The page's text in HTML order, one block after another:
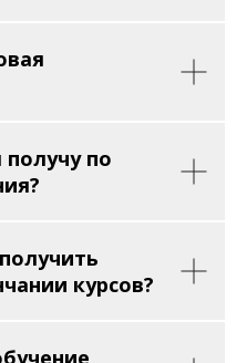
по
курсов?